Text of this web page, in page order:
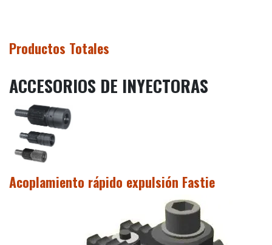
Productos Totales
ACCESORIOS DE INYECTORAS
Acoplamiento rápido expulsión Fastie